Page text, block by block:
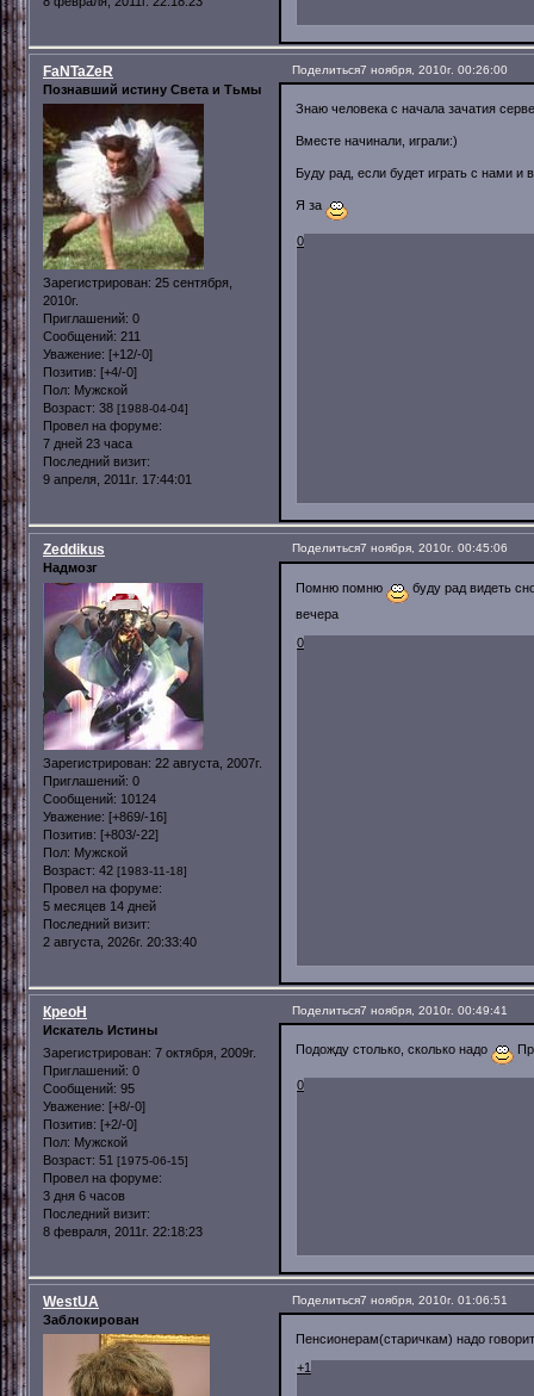
Поделиться7 ноября, 2010г. 00:26:00
FaNTaZeR
Познавший истину Света и Тьмы
Зарегистрирован: 25 сентября,
2010г.
Приглашений: 0
Сообщений: 211
Уважение: [+12/-0]
Позитив: [+4/-0]
Пол: Мужской
Возраст: 38 [1988-04-04]
Провел на форуме:
7 дней 23 часа
Последний визит:
9 апреля, 2011г. 17:44:01
Знаю человека с начала зачатия
Вместе начинали, играли:)
Буду рад, если будет играть с нами
Я за
0
Поделиться7 ноября, 2010г. 00:45:06
Zeddikus
Надмозг
Зарегистрирован: 22 августа, 2007г.
Приглашений: 0
Сообщений: 10124
Уважение: [+869/-16]
Позитив: [+803/-22]
Пол: Мужской
Возраст: 42 [1983-11-18]
Провел на форуме:
5 месяцев 14 дней
Последний визит:
2 августа, 2026г. 20:33:40
Помню помню
буду рад видеть
вечера
0
Поделиться7 ноября, 2010г. 00:49:41
КреоН
Искатель Истины
Зарегистрирован: 7 октября, 2009г.
Приглашений: 0
Сообщений: 95
Уважение: [+8/-0]
Позитив: [+2/-0]
Пол: Мужской
Возраст: 51 [1975-06-15]
Провел на форуме:
3 дня 6 часов
Последний визит:
8 февраля, 2011г. 22:18:23
Подожду столько, сколько надо
0
Поделиться7 ноября, 2010г. 01:06:51
WestUA
Заблокирован
Пенсионерам(старичкам) надо
+1